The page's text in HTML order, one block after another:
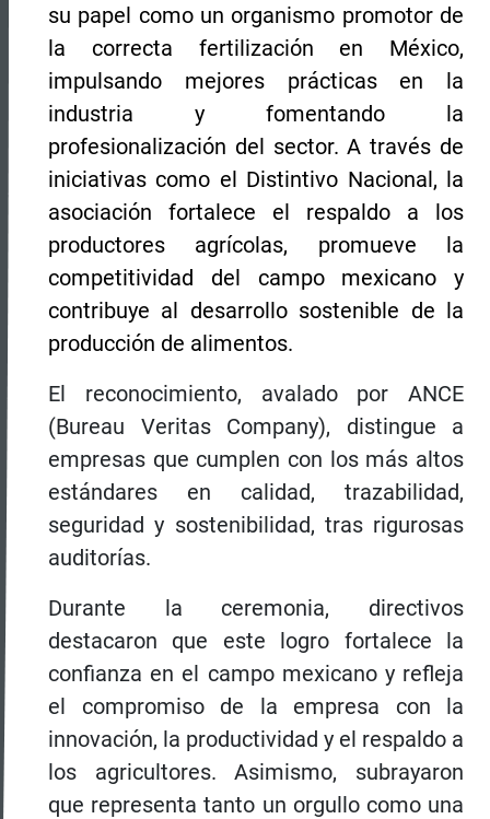
su papel como un organismo promotor de
la correcta fertilización en México,
impulsando mejores prácticas en la
industria y fomentando la
profesionalización del sector. A través de
iniciativas como el Distintivo Nacional, la
asociación fortalece el respaldo a los
productores agrícolas, promueve la
competitividad del campo mexicano y
contribuye al desarrollo sostenible de la
producción de alimentos.
El reconocimiento, avalado por ANCE
(Bureau Veritas Company), distingue a
empresas que cumplen con los más altos
estándares en calidad, trazabilidad,
seguridad y sostenibilidad, tras rigurosas
auditorías.
Durante la ceremonia, directivos
destacaron que este logro fortalece la
confianza en el campo mexicano y refleja
el compromiso de la empresa con la
innovación, la productividad y el respaldo a
los agricultores. Asimismo, subrayaron
que representa tanto un orgullo como una